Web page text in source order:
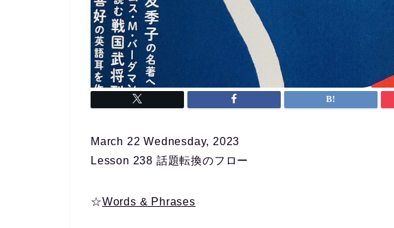
March 22 Wednesday, 2023
Lesson 238 話題転換のフロー
☆Words & Phrases